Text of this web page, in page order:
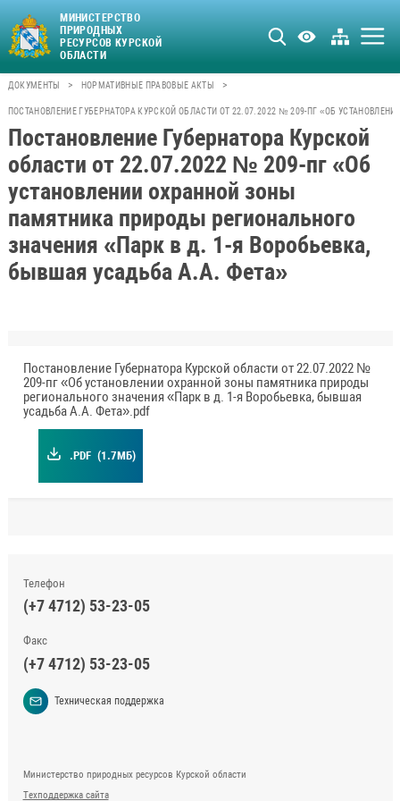
МИНИСТЕРСТВО
ПРИРОДНЫХ
РЕСУРСОВ КУРСКОЙ
ОБЛАСТИ
ДОКУМЕНТЫ > НОРМАТИВНЫЕ ПРАВОВЫЕ АКТЫ >
ПОСТАНОВЛЕНИЕ ГУБЕРНАТОРА КУРСКОЙ ОБЛАСТИ ОТ 22.07.2022 № 209-ПГ «ОБ
Постановление Губернатора Курской
области от 22.07.2022 № 209-пг «Об
установлении охранной зоны
памятника природы регионального
значения «Парк в д. 1-я Воробьевка,
бывшая усадьба А.А. Фета»
Постановление Губернатора Курской области от 22.07.2022 №
209-пг «Об установлении охранной зоны памятника природы
регионального значения «Парк в д. 1-я Воробьевка, бывшая
усадьба А.А. Фета».pdf
.PDF (1.7МБ)
Телефон
(+7 4712) 53-23-05
Факс
(+7 4712) 53-23-05
Техническая поддержка
Министерство природных ресурсов Курской области
Техподдержка сайта